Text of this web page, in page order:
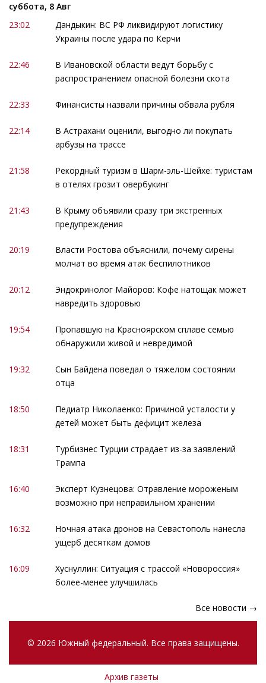
суббота, 8 Авг
23:02
Дандыкин: ВС РФ ликвидируют логистику
Украины после удара по Керчи
22:46
В Ивановской области ведут борьбу с
распространением опасной болезни скота
22:33 Финансисты назвали причины обвала рубля
22:14
В Астрахани оценили, выгодно ли покупать
арбузы на трассе
21:58
Рекордный туризм в Шарм-эль-Шейхе: туристам
в отелях грозит овербукинг
21:43
В Крыму объявили сразу три экстренных
предупреждения
20:19
Власти Ростова объяснили, почему сирены
молчат во время атак беспилотников
20:12
Эндокринолог Майоров: Кофе натощак может
навредить здоровью
19:54
Пропавшую на Красноярском сплаве семью
обнаружили живой и невредимой
19:32
Сын Байдена поведал о тяжелом состоянии
отца
18:50
Педиатр Николаенко: Причиной усталости у
детей может быть дефицит железа
18:31
Турбизнес Турции страдает из-за заявлений
Трампа
16:40
Эксперт Кузнецова: Отравление мороженым
возможно при неправильном хранении
16:32
Ночная атака дронов на Севастополь нанесла
ущерб десяткам домов
16:09
Хуснуллин: Ситуация с трассой «Новороссия»
более-менее улучшилась
Все новости →
© 2026 Южный федеральный. Все права защищены.
Архив газеты